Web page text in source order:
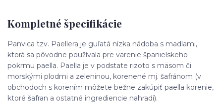
Kompletné špecifikácie
Panvica tzv. Paellera je guľatá nízka nádoba s madlami,
ktorá sa pôvodne používala pre varenie španielskeho
pokrmu paella. Paella je v podstate rizoto s mäsom či
morskými plodmi a zeleninou, korenené mj. šafránom (v
obchodoch s korením môžete bežne zakúpiť paella korenie,
ktoré šafran a ostatné ingrediencie nahradí).